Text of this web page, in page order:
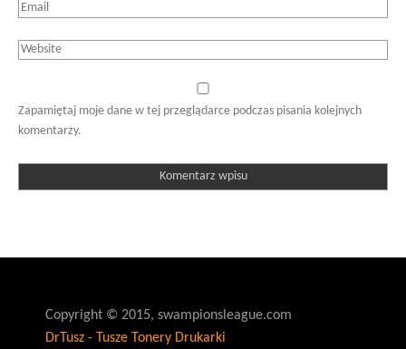
Zapamiętaj moje dane w tej przeglądarce podczas pisania kolejnych
komentarzy.
Copyright © 2015, swampionsleague.com
DrTusz - Tusze Tonery Drukarki